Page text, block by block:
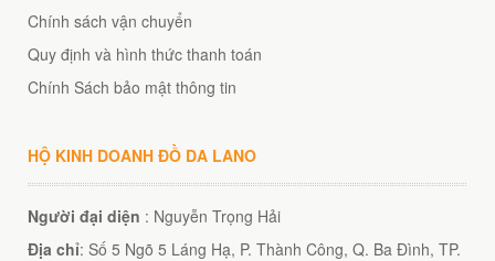
Chính sách vận chuyển
Quy định và hình thức thanh toán
Chính Sách bảo mật thông tin
HỘ KINH DOANH ĐỒ DA LANO
Người đại diện : Nguyễn Trọng Hải
Địa chỉ: Số 5 Ngõ 5 Láng Hạ, P. Thành Công, Q. Ba Đình, TP.